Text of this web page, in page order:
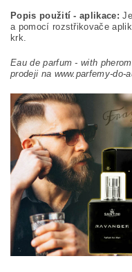
Popis použití - aplikace:
a pomocí rozstřikovače
krk.
Eau de parfum - with
prodeji na www.parfemy-do-